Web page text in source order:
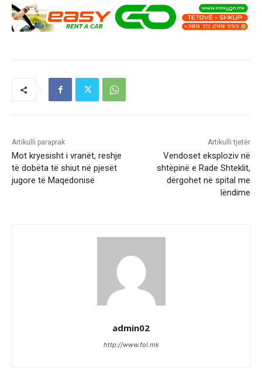
Artikulli paraprak
Mot kryesisht i vranët, reshje
të dobëta të shiut në pjesët
jugore të Maqedonisë
Artikulli tjetër
Vendoset eksploziv në
shtëpinë e Rade Shteklit,
dërgohet në spital me
lëndime
admin02
http://www.fol.mk